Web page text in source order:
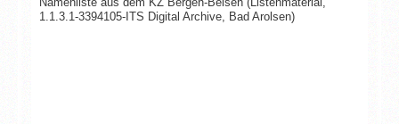
1.1.3.1-3394105-ITS Digital Archive, Bad Arolsen)